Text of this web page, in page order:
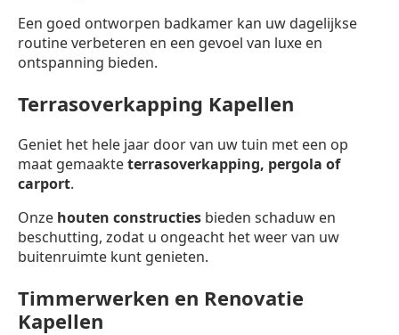
Een goed ontworpen badkamer kan uw dagelijkse
routine verbeteren en een gevoel van luxe en
ontspanning bieden.
Terrasoverkapping Kapellen
Geniet het hele jaar door van uw tuin met een op
maat gemaakteterrasoverkapping, pergola of
carport.
Onze houten constructies bieden schaduw en
beschutting, zodat u ongeacht het weer van uw
buitenruimte kunt genieten.
Timmerwerken en Renovatie
Kapellen